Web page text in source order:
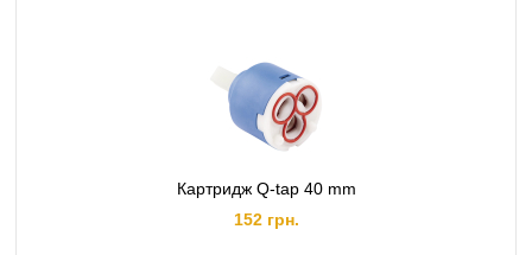
Картридж Q-tap 40 mm
152 грн.